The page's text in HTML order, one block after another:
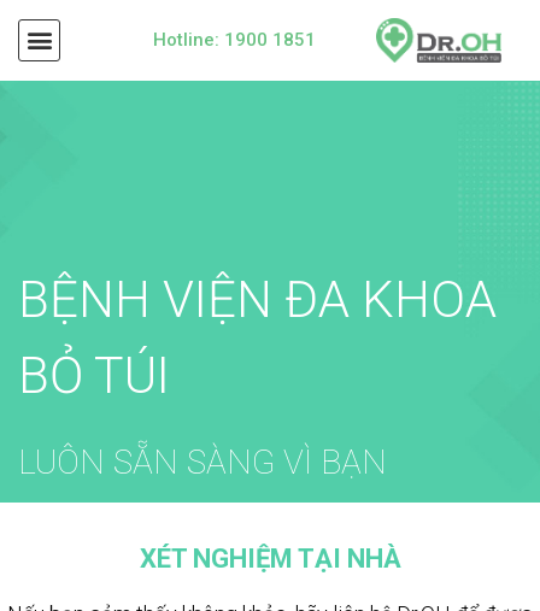
Hotline: 1900 1851
BỆNH VIỆN ĐA KHOA
BỎ TÚI
LUÔN SẴN SÀNG VÌ BẠN
XÉT NGHIỆM TẠI NHÀ